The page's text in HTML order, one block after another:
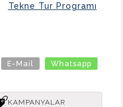
Tekne Tur Programı
E-Mail Whatsapp
KAMPANYALAR